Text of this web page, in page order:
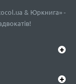
& Юркнига» -